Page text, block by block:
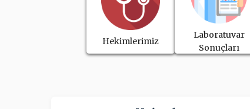
Hekimlerimiz
Laboratuvar
Sonuçları